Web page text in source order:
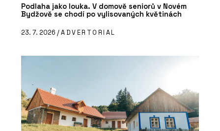
Podlaha jako louka. V domově seniorů v Novém
Bydžově se chodí po vylisovaných květinách
23. 7. 2026 /ADVERTORIAL